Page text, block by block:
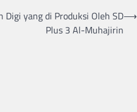
Digi yang di Produksi Oleh SD
Plus 3 Al-Muhajirin
⟶